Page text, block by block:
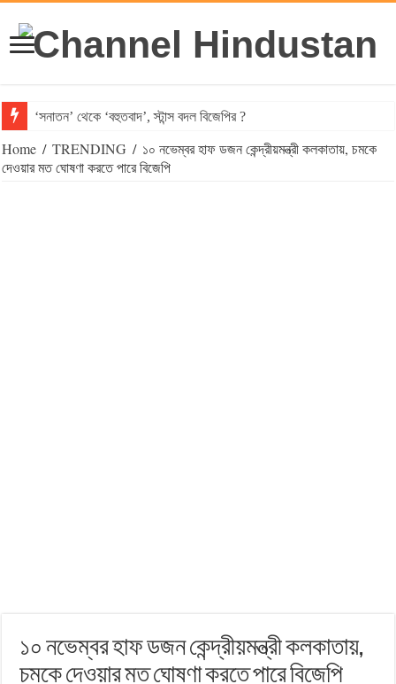
‘সনাতন’ থেকে ‘বহুতবাদ’, স্টান্স বদল বিজেপির ?
Home / TRENDING / ১০ নভেম্বর হাফ ডজন কেন্দ্রীয়মন্ত্রী কলকাতায়, চমকে
দেওয়ার মত ঘোষণা করতে পারে বিজেপি
১০ নভেম্বর হাফ ডজন কেন্দ্রীয়মন্ত্রী কলকাতায়,
চমকে দেওয়ার মত ঘোষণা করতে পারে বিজেপি